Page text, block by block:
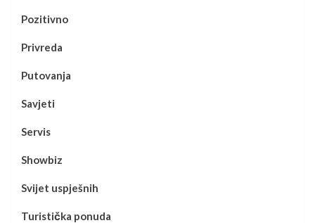
Pozitivno
Privreda
Putovanja
Savjeti
Servis
Showbiz
Svijet uspješnih
Turistička ponuda